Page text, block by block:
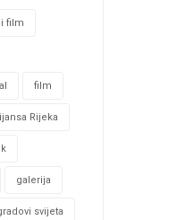
film
film
Rijeka
galerija
svijeta